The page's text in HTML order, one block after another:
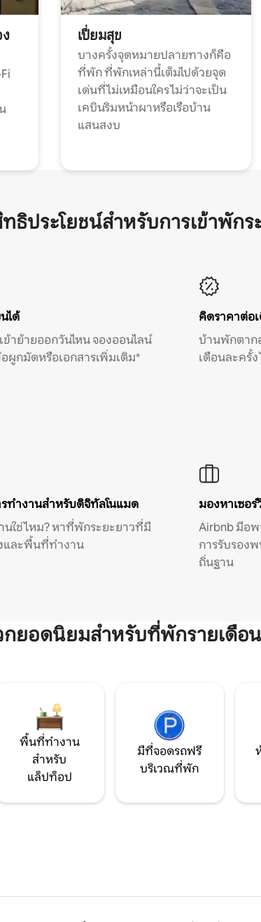
เปี่ยมสุข
บางครั้งจุดหมายปลายทางก็คือ
ที่พัก ที่พักเหล่านี้เต็มไปด้วยจุด
เด่นที่ไม่เหมือนใคร ไม่ว่าจะเป็น
เคบินริมหน้าผาหรือเรือบ้าน
แสนสงบ
ธิประโยชน์สำหรับการเข้าพักร
ได้
ข้าย้ายออกวันไหน จองออนไลน์
ผูกมัดหรือเอกสารเพิ่มเติม*
คิดราคาต่อ
บ้านพักตาก
เดือนละครั้
ทำงานสำหรับดิจิทัลโนแมด
นใช่ไหม? หาที่พักระยะยาวที่มี
และพื้นที่ทำงาน
มองหาเซอ
Airbnb มีอ
การรับรอง
ถิ่นฐาน
กยอดนิยมสำหรับที่พักรายเดือน
พื้นที่ทำงาน
สำหรับ
แล็ปท็อป
มีที่จอดรถฟรี
บริเวณที่พัก